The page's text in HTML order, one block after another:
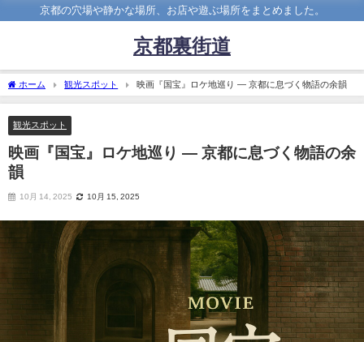
京都の穴場や静かな場所、お店や遊ぶ場所をまとめました。
京都裏街道
ホーム 観光スポット 映画『国宝』ロケ地巡り ― 京都に息づく物語の余韻
観光スポット
映画『国宝』ロケ地巡り ― 京都に息づく物語の余
韻
10月 14, 2025 10月 15, 2025